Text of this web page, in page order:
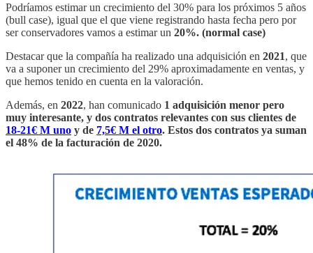
Podríamos estimar un crecimiento del 30% para los próximos 5 años
(bull case), igual que el que viene registrando hasta fecha pero por
ser conservadores vamos a estimar un 20%. (normal case)
Destacar que la compañía ha realizado una adquisición en 2021, que
va a suponer un crecimiento del 29% aproximadamente en ventas, y
que hemos tenido en cuenta en la valoración.
Además, en 2022, han comunicado 1 adquisición menor pero
muy interesante, y dos contratos relevantes con sus clientes de
18-21€ M uno y de 7,5€ M el otro. Estos dos contratos ya suman
el 48% de la facturación de 2020.